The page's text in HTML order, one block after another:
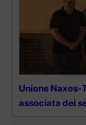
Unione Naxos-
associata dei